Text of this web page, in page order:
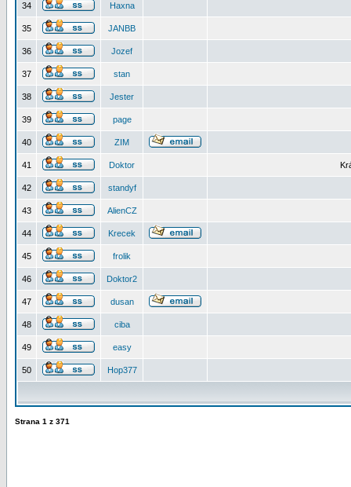
34 Haxna
35 JANBB
36 Jozef
37 stan
38 Jester
39 page
40 ZIM
41 Doktor
42 standyf
43 AlienCZ
44 Krecek
45 frolik
46 Doktor2
47 dusan
48 ciba
49 easy
50 Hop377
Strana 1 z 371